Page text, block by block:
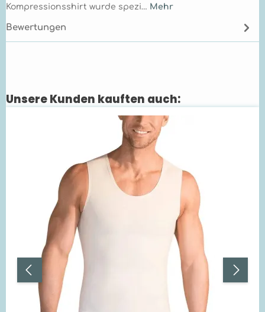
Kompressionsshirt wurde spezi… Mehr
Bewertungen
Produktgalerie überspringen
Unsere Kunden kauften auch: